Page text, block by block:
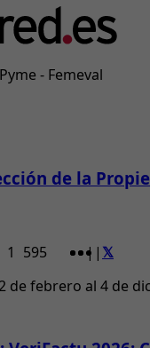
- Femeval
de la
1 595 | |
de febrero al 4 de